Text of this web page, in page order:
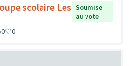
scolaire Les Soumise
au vote
0 0